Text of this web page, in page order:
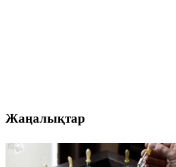
Жаңалықтар